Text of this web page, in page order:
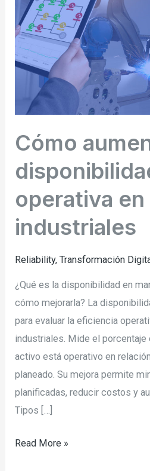
Cómo
operativa
industriales
Reliability,Transformación
¿Qué es la disponibilidad en
cómo mejorarla? La
para evaluar la eficiencia
industriales. Mide el porcentaje
activo está operativo en
planeado. Su mejora permite
planificadas, reducir costos y
Tipos […]
disponibilidad
operativa
en
plantas
industriales
Read More »